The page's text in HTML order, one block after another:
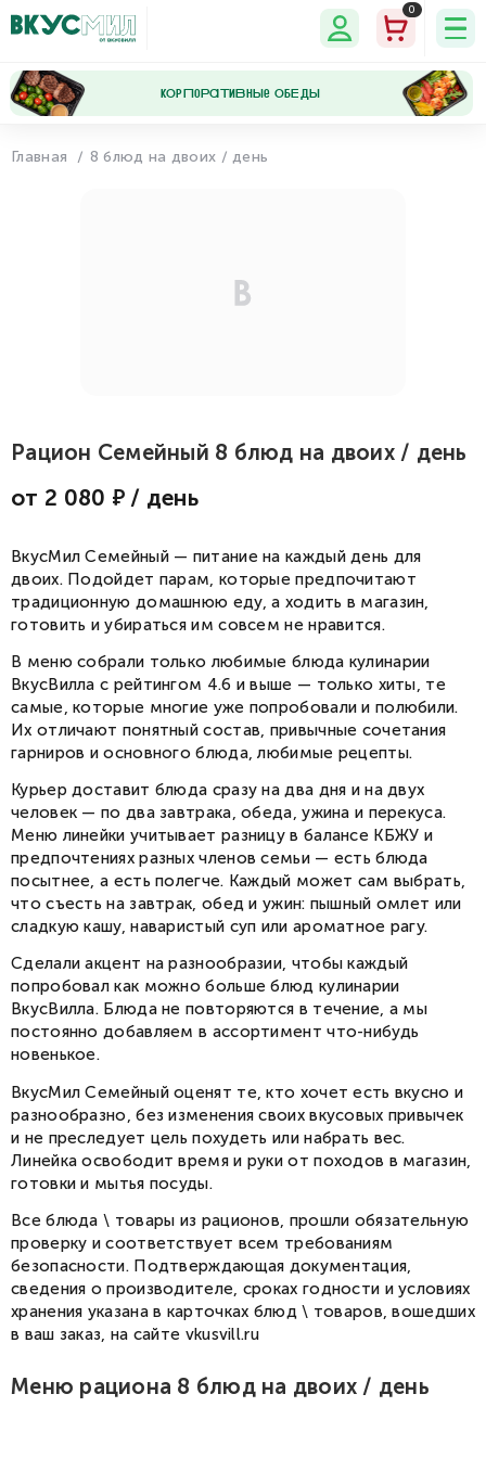
0
кОрПоРаТиВнЫе ОбЕдЫ
Главная 8 блюд на двоих / день
Рацион Семейный 8 блюд на двоих / день
от 2 080 / день
ВкусМил Семейный — питание на каждый день для
двоих. Подойдет парам, которые предпочитают
традиционную домашнюю еду, а ходить в магазин,
готовить и убираться им совсем не нравится.
В меню собрали только любимые блюда кулинарии
ВкусВилла с рейтингом 4.6 и выше — только хиты, те
самые, которые многие уже попробовали и полюбили.
Их отличают понятный состав, привычные сочетания
гарниров и основного блюда, любимые рецепты.
Курьер доставит блюда сразу на два дня и на двух
человек — по два завтрака, обеда, ужина и перекуса.
Меню линейки учитывает разницу в балансе КБЖУ и
предпочтениях разных членов семьи — есть блюда
посытнее, а есть полегче. Каждый может сам выбрать,
что съесть на завтрак, обед и ужин: пышный омлет или
сладкую кашу, наваристый суп или ароматное рагу.
Сделали акцент на разнообразии, чтобы каждый
попробовал как можно больше блюд кулинарии
ВкусВилла. Блюда не повторяются в течение, а мы
постоянно добавляем в ассортимент что-нибудь
новенькое.
ВкусМил Семейный оценят те, кто хочет есть вкусно и
разнообразно, без изменения своих вкусовых привычек
и не преследует цель похудеть или набрать вес.
Линейка освободит время и руки от походов в магазин,
готовки и мытья посуды.
Все блюда \ товары из рационов, прошли обязательную
проверку и соответствует всем требованиям
безопасности. Подтверждающая документация,
сведения о производителе, сроках годности и условиях
хранения указана в карточках блюд \ товаров, вошедших
в ваш заказ, на сайте vkusvill.ru
Меню рациона 8 блюд на двоих / день